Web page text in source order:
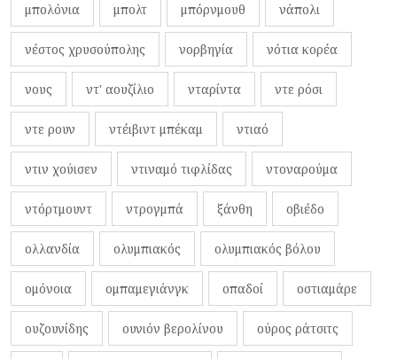
μπολόνια μπολτ μπόρνμουθ νάπολι
νέστος χρυσούπολης νορβηγία νότια κορέα
νους ντ' αουζίλιο νταρίντα ντε ρόσι
ντε ρουν ντέιβιντ μπέκαμ ντιαό
ντιν χούισεν ντιναμό τιφλίδας ντοναρούμα
ντόρτμουντ ντρογμπά ξάνθη οβιέδο
ολλανδία ολυμπιακός ολυμπιακός βόλου
ομόνοια ομπαμεγιάνγκ οπαδοί οστιαμάρε
ουζουνίδης ουνιόν βερολίνου ούρος ράτσιτς